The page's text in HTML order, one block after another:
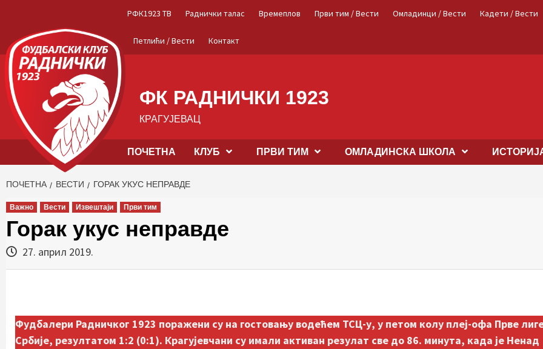
content
РФК1923 ТВ Раднички талас Времеплов Први тим / Вести Омладинци / Вести Кадети / Вести
Петлићи / Вести Контакт
ФК РАДНИЧКИ 1923
КРАГУЈЕВАЦ
ПОЧЕТНА КЛУБ ПРВИ ТИМ OМЛАДИНСКА ШКОЛА
ПОЧЕТНА ВЕСТИ ГОРАК УКУС НЕПРАВДЕ
Важно Вести Извештаји Први тим
Горак укус неправде
27. април 2019.
Фудбалери Радничког 1923 поражени су на гостовању водећем ТСЦ-у, у петом колу плеј-офа Прве
Србије, резултатом 1:2 (0:1). Крагујевчани су имали активан резулат све до 86. минута, када је Ненад